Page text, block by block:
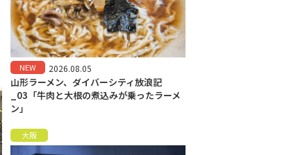
NEW 2026.08.05
山形ラーメン、ダイバーシティ放浪記
_03「牛肉と大根の煮込みが乗ったラーメ
ン」
大阪